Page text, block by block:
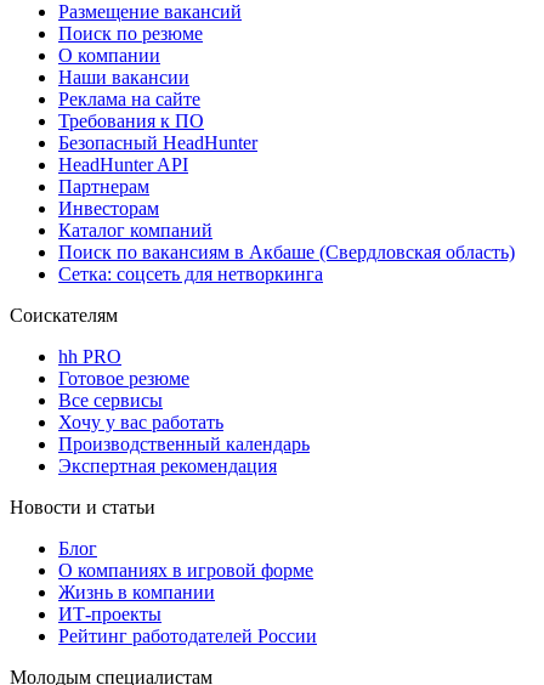
Размещение вакансий
Поиск по резюме
О компании
Наши вакансии
Реклама на сайте
Требования к ПО
Безопасный HeadHunter
HeadHunter API
Партнерам
Инвесторам
Каталог компаний
Поиск по вакансиям в Акбаше (Свердловская область)
Сетка: соцсеть для нетворкинга
Соискателям
hh PRO
Готовое резюме
Все сервисы
Хочу у вас работать
Производственный календарь
Экспертная рекомендация
Новости и статьи
Блог
О компаниях в игровой форме
Жизнь в компании
ИТ-проекты
Рейтинг работодателей России
Молодым специалистам